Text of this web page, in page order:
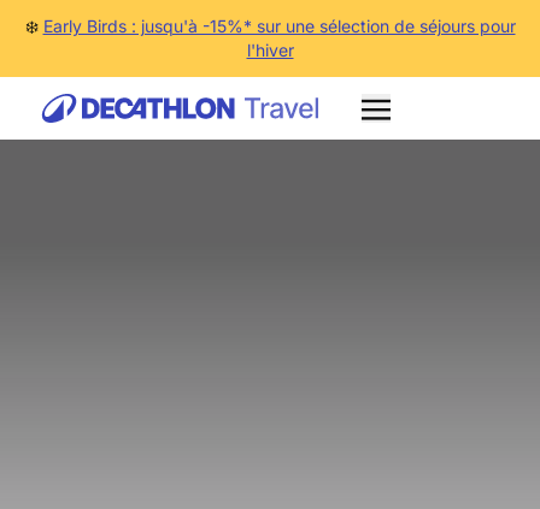
❄️ Early Birds : jusqu'à -15%* sur une sélection de séjours pour
l'hiver